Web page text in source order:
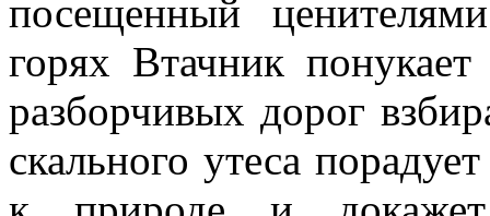
посещенный
горях Втачник
разборчивых дорог
скального утеса